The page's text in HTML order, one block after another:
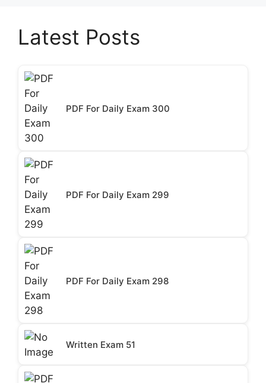
Latest Posts
PDF For Daily Exam 300
PDF For Daily Exam 299
PDF For Daily Exam 298
Written Exam 51